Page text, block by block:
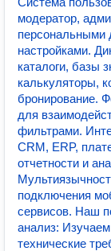
модератор,
персональными
настройками.
каталоги, базы
калькуляторы,
бронирование.
для
фильтрами.
CRM, ERP,
отчетности и
подключения
сервисов. Наш
анализ:
технические